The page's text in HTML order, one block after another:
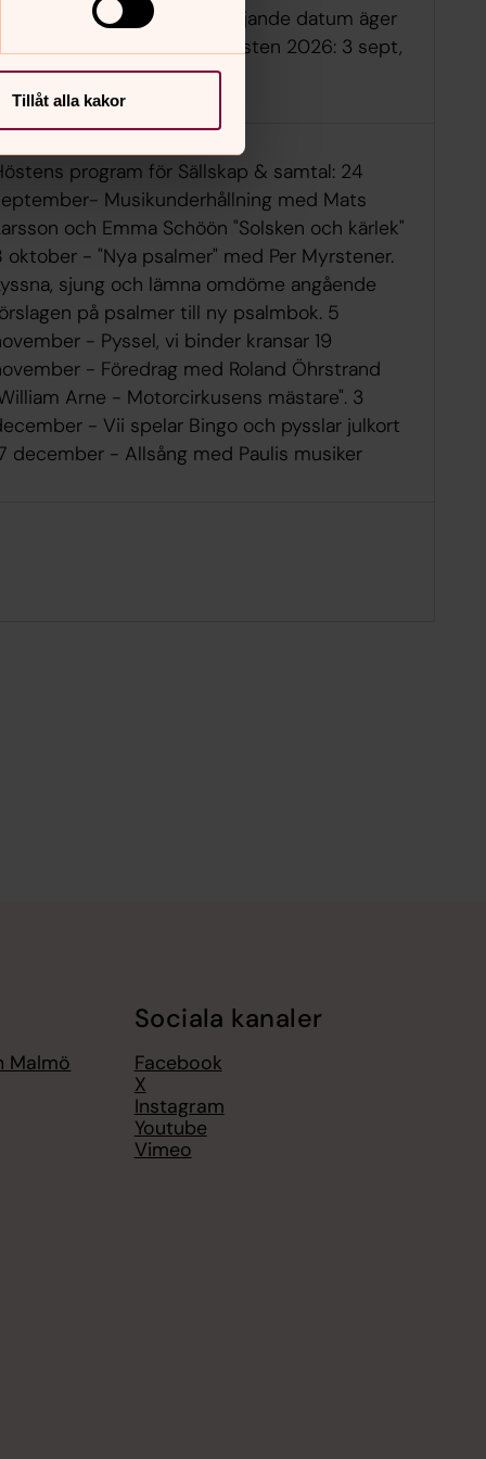
Tillåt alla kakor
Regnbågsrörelsen Skåne. Fökjande datum äger
Regnbågshäng rum under hösten 2026: 3 sept,
okt, 5 nov och 3 dec.
program för Sällskap & samtal: 24
Musikunderhållning med Mats
och Emma Schöön "Solsken och kärlek"
oktober - "Nya psalmer" med Per Myrstener.
sjung och lämna omdöme angående
på psalmer till ny psalmbok. 5
- Pyssel, vi binder kransar 19
- Föredrag med Roland Öhrstrand
Arne - Motorcirkusens mästare". 3
- Vii spelar Bingo och pysslar julkort
december - Allsång med Paulis musiker
Malmö
Sociala kanaler
Facebook
X
Instagram
Youtube
Vimeo